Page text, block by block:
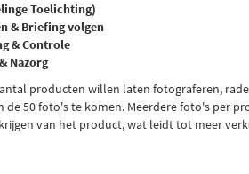
Toelichting)
& Briefing volgen
& Controle
Nazorg
producten willen laten fotograferen,
de 50 foto's te komen. Meerdere foto's per
van het product, wat leidt tot meer